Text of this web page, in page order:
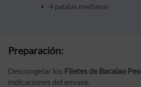
4 patatas medianas
Preparación:
Descongelar los Filetes de Bacalao
indicaciones del envase.